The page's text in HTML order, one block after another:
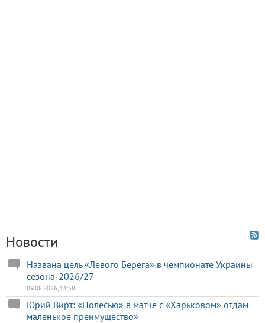
Новости
Названа цель «Левого Берега» в чемпионате Украины
сезона-2026/27
09.08.2026, 11:58
Юрий Вирт: «Полесью» в матче с «Харьковом» отдам
маленькое преимущество»